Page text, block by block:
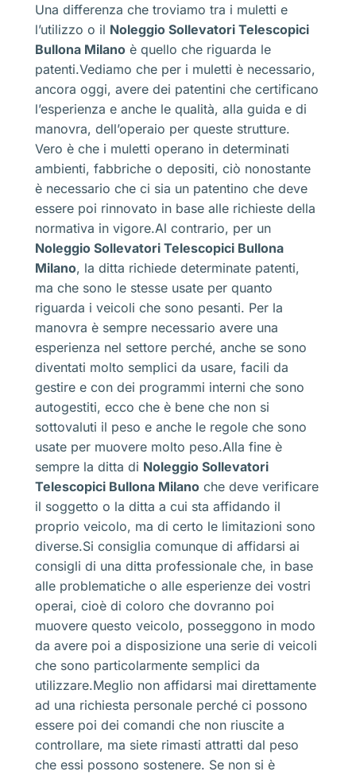
Una differenza che troviamo tra i muletti e
l’utilizzo o il Noleggio Sollevatori Telescopici
Bullona Milano è quello che riguarda le
patenti.Vediamo che per i muletti è necessario,
ancora oggi, avere dei patentini che certificano
l’esperienza e anche le qualità, alla guida e di
manovra, dell’operaio per queste strutture.
Vero è che i muletti operano in determinati
ambienti, fabbriche o depositi, ciò nonostante
è necessario che ci sia un patentino che deve
essere poi rinnovato in base alle richieste della
normativa in vigore.Al contrario, per un
Noleggio Sollevatori Telescopici Bullona
Milano, la ditta richiede determinate patenti,
ma che sono le stesse usate per quanto
riguarda i veicoli che sono pesanti. Per la
manovra è sempre necessario avere una
esperienza nel settore perché, anche se sono
diventati molto semplici da usare, facili da
gestire e con dei programmi interni che sono
autogestiti, ecco che è bene che non si
sottovaluti il peso e anche le regole che sono
usate per muovere molto peso.Alla fine è
sempre la ditta di Noleggio Sollevatori
Telescopici Bullona Milano che deve verificare
il soggetto o la ditta a cui sta affidando il
proprio veicolo, ma di certo le limitazioni sono
diverse.Si consiglia comunque di affidarsi ai
consigli di una ditta professionale che, in base
alle problematiche o alle esperienze dei vostri
operai, cioè di coloro che dovranno poi
muovere questo veicolo, posseggono in modo
da avere poi a disposizione una serie di veicoli
che sono particolarmente semplici da
utilizzare.Meglio non affidarsi mai direttamente
ad una richiesta personale perché ci possono
essere poi dei comandi che non riuscite a
controllare, ma siete rimasti attratti dal peso
che essi possono sostenere. Se non si è